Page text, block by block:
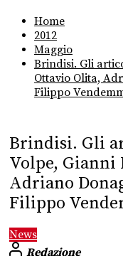
Home
2012
Maggio
Brindisi. Gli
Ottavio Olita,
Filippo
Brindisi. Gli
Volpe, Gianni
Adriano
Filippo
News
Redazione